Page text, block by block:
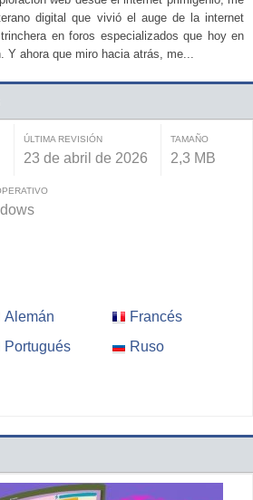
digital que vivió el auge de la internet
en foros especializados que hoy en
Y ahora que miro hacia atrás, me...
ÚLTIMA REVISIÓN
23 de abril de 2026
TAMAÑO
2,3 MB
Alemán
Francés
Portugués
Ruso